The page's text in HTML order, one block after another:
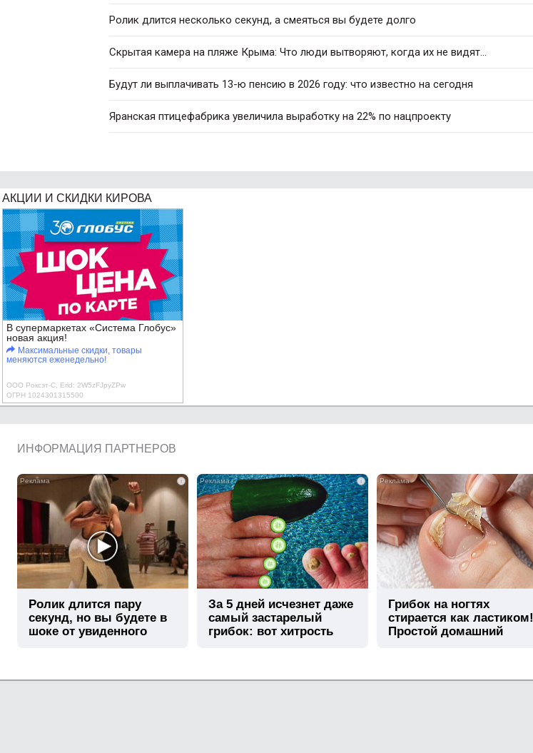
Ролик длится несколько секунд, а смеяться вы будете долго
Скрытая камера на пляже Крыма: Что люди вытворяют, когда их не видят...
Будут ли выплачивать 13-ю пенсию в 2026 году: что известно на сегодня
Яранская птицефабрика увеличила выработку на 22% по нацпроекту
АКЦИИ И СКИДКИ КИРОВА
В супермаркетах «Система Глобус»
новая акция!
Максимальные скидки, товары
меняются еженедельно!
ООО Роксэт-С, Erid: 2W5zFJpyZPw
ОГРН 1024301315500
ИНФОРМАЦИЯ ПАРТНЕРОВ
i
Ролик длится пару
секунд, но вы будете в
шоке от увиденного
i
За 5 дней исчезнет даже
самый застарелый
грибок: вот хитрость
Грибок на ногтях
стирается как ластиком!
Простой домашний